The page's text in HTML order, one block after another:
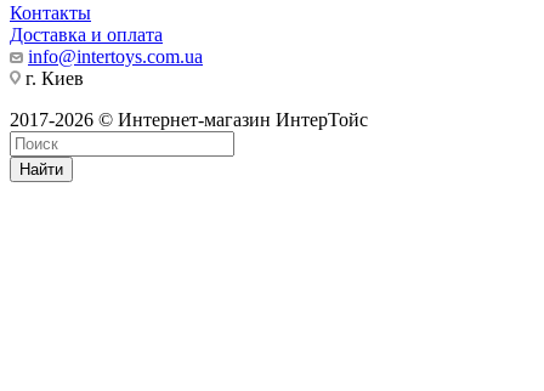
Контакты
Доставка и оплата
info@intertoys.com.ua
г. Киев
2017-2026 © Интернет-магазин ИнтерТойс
Найти